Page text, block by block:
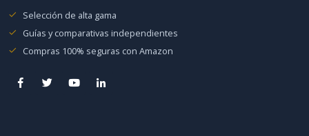
Selección de alta gama
Guías y comparativas independientes
Compras 100% seguras con Amazon